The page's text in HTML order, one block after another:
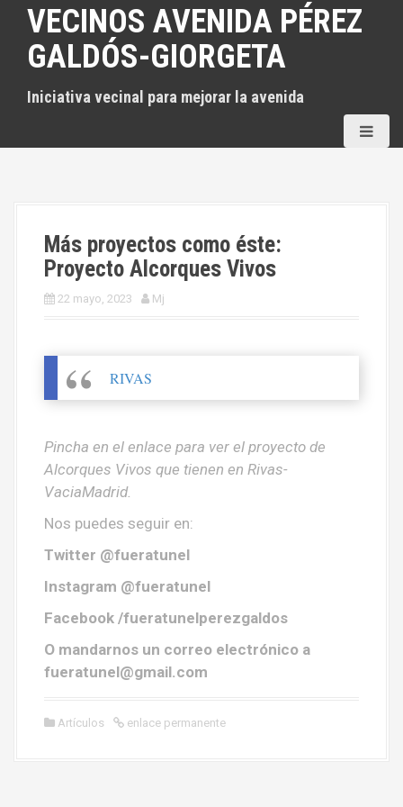
a
VECINOS AVENIDA PÉREZ
GALDÓS-GIORGETA
Iniciativa vecinal para mejorar la avenida
Más proyectos como éste:
Proyecto Alcorques Vivos
22 mayo, 2023 Mj
RIVAS
Pincha en el enlace para ver el proyecto de
Alcorques Vivos que tienen en Rivas-
VaciaMadrid.
Nos puedes seguir en:
Twitter @fueratunel
Instagram @fueratunel
Facebook /fueratunelperezgaldos
O mandarnos un correo electrónico a
fueratunel@gmail.com
Artículos enlace permanente